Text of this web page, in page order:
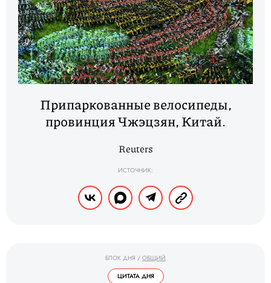
Припаркованные велосипеды,
провинция Чжэцзян, Китай.
Reuters
ИСТОЧНИК:
БЛОК ДНЯ / ОБЩИЙ
ЦИТАТА ДНЯ